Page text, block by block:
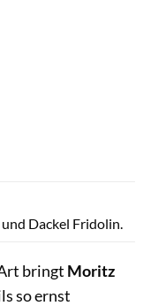
Dackel Fridolin.
bringt Moritz
so ernst